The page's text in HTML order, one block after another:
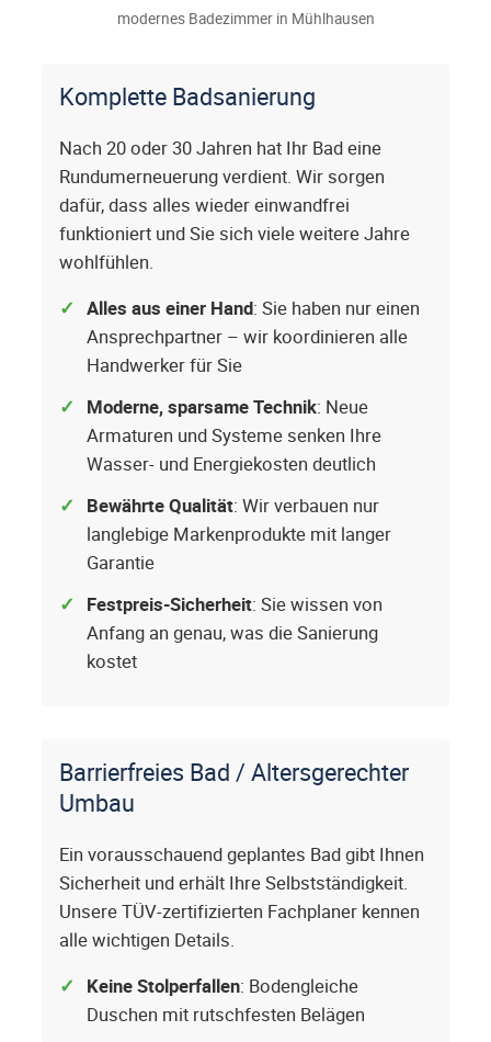
modernes Badezimmer in Mühlhausen
Komplette Badsanierung
Nach 20 oder 30 Jahren hat Ihr Bad eine
Rundumerneuerung verdient. Wir sorgen
dafür, dass alles wieder einwandfrei
funktioniert und Sie sich viele weitere Jahre
wohlfühlen.
Alles aus einer Hand: Sie haben nur einen
Ansprechpartner – wir koordinieren alle
Handwerker für Sie
Moderne, sparsame Technik: Neue
Armaturen und Systeme senken Ihre
Wasser- und Energiekosten deutlich
Bewährte Qualität: Wir verbauen nur
langlebige Markenprodukte mit langer
Garantie
Festpreis-Sicherheit: Sie wissen von
Anfang an genau, was die Sanierung
kostet
Barrierfreies Bad / Altersgerechter
Umbau
Ein vorausschauend geplantes Bad gibt Ihnen
Sicherheit und erhält Ihre Selbstständigkeit.
Unsere TÜV-zertifizierten Fachplaner kennen
alle wichtigen Details.
Keine Stolperfallen: Bodengleiche
Duschen mit rutschfesten Belägen